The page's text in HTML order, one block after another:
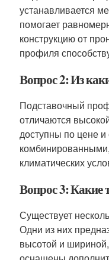
устанавливается
помогает
конструкцию от
профиля
Вопрос 2: Из
Подставочный
отличаются
доступны по цене
климатических
Вопрос 3: Какие
Существует
Одни из них
высотой и